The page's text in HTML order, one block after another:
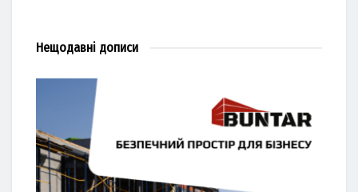
Нещодавні дописи